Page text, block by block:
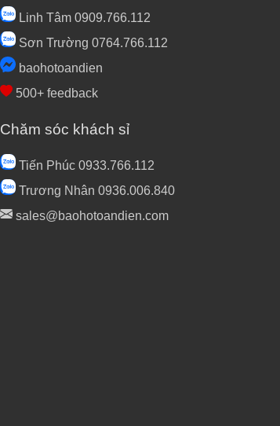
Linh Tâm 0909.766.112
Sơn Trường 0764.766.112
baohotoandien
500+ feedback
Chăm sóc khách sỉ
Tiến Phúc 0933.766.112
Trương Nhân 0936.006.840
sales@baohotoandien.com